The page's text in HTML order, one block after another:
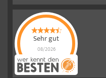
Sehr gut
08/2026
Schelkmann
Immobilienhat